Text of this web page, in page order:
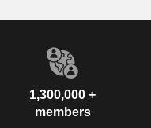
1,300,000 +
members